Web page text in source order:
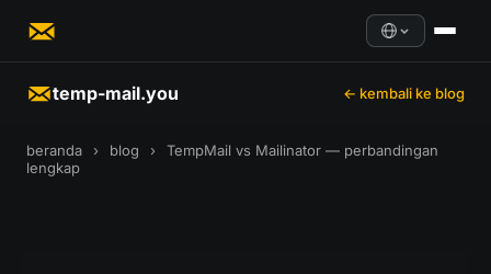
temp-mail.you ← kembali ke blog
beranda › blog ›
TempMail vs Mailinator — perbandingan
lengkap